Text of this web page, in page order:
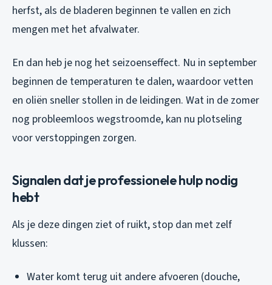
herfst, als de bladeren beginnen te vallen en zich
mengen met het afvalwater.
En dan heb je nog het seizoenseffect. Nu in september
beginnen de temperaturen te dalen, waardoor vetten
en oliën sneller stollen in de leidingen. Wat in de zomer
nog probleemloos wegstroomde, kan nu plotseling
voor verstoppingen zorgen.
Signalen dat je professionele hulp nodig
hebt
Als je deze dingen ziet of ruikt, stop dan met zelf
klussen:
Water komt terug uit andere afvoeren (douche,